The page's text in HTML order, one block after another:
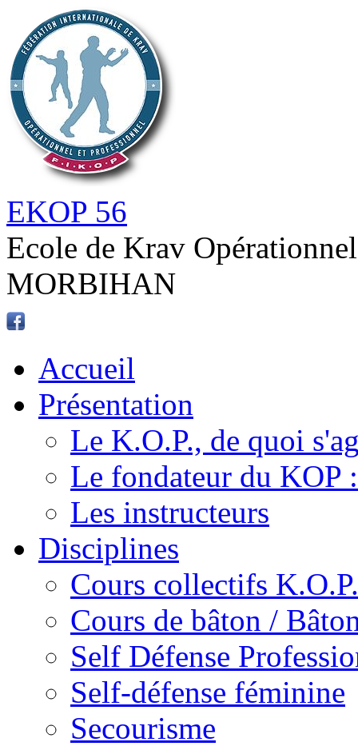
EKOP 56
Ecole de Krav
MORBIHAN
Accueil
Présentation
Le K.O.P., de quoi
Le fondateur du KOP
Les instructeurs
Disciplines
Cours collectifs K.O.P.
Cours de bâton /
Self Défense
Self-défense féminine
Secourisme